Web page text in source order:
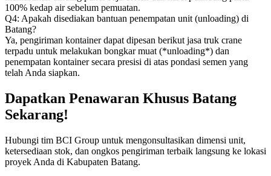
100% kedap air sebelum pemuatan.
Q4: Apakah disediakan bantuan penempatan unit (unloading) di
Batang?
Ya, pengiriman kontainer dapat dipesan berikut jasa truk crane
terpadu untuk melakukan bongkar muat (*unloading*) dan
penempatan kontainer secara presisi di atas pondasi semen yang
telah Anda siapkan.
Dapatkan Penawaran Khusus Batang
Sekarang!
Hubungi tim BCI Group untuk mengonsultasikan dimensi unit,
ketersediaan stok, dan ongkos pengiriman terbaik langsung ke lokasi
proyek Anda di Kabupaten Batang.